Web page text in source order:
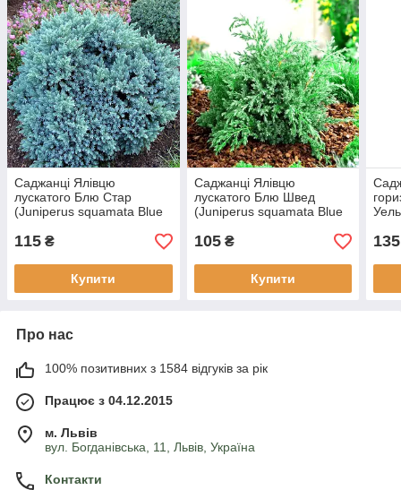
Саджанці Ялівцю
лускатого Блю Стар
(Juniperus squamata Blue
115 ₴
Купити
Саджанці Ялівцю
лускатого Блю Швед
(Juniperus squamata Blue
105₴
Купити
135
Про нас
100% позитивних з 1584 відгуків за рік
Працює з 04.12.2015
м. Львів
вул. Богданівська, 11, Львів, Україна
Контакти